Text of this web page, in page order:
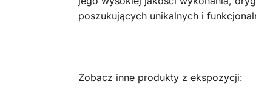
poszukujących unikalnych i
Zobacz inne produkty z ekspozycji: